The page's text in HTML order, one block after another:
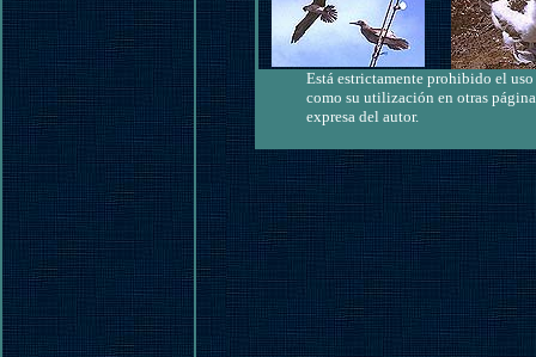
Está estrictamente prohibido el
como su utilización en otras
expresa del autor.